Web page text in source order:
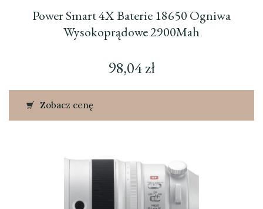
Power Smart 4X Baterie 18650 Ogniwa
Wysokoprądowe 2900Mah
98,04zł
Zobacz cenę